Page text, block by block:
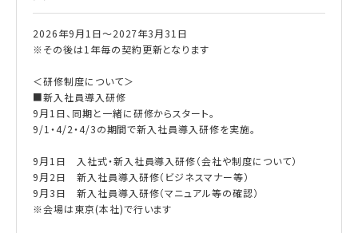
2026年9月1日～2027年3月31日
※その後は1年毎の契約更新となります
＜研修制度について＞
■新入社員導入研修
9月1日、同期と一緒に研修からスタート。
9/1・4/2・4/3の期間で新入社員導入研修を実施。
9月1日 入社式・新入社員導入研修（会社や制度について）
9月2日 新入社員導入研修（ビジネスマナー等）
9月3日 新入社員導入研修（マニュアル等の確認）
※会場は東京(本社)で行います